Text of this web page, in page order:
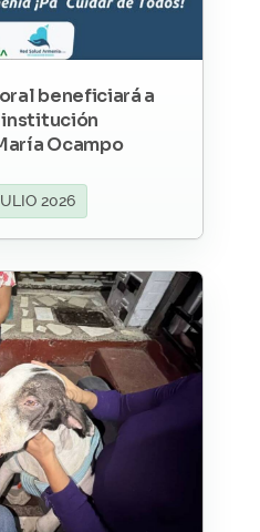
beneficiará a
Ocampo
2026